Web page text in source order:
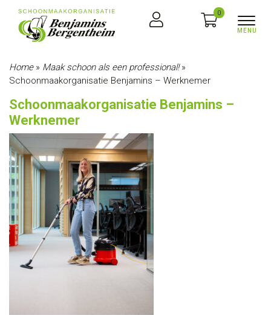
0
Home» Maak schoon als een professional!»
Schoonmaakorganisatie Benjamins – Werknemer
Schoonmaakorganisatie Benjamins –
Werknemer